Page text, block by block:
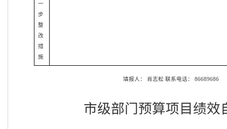
一
步
整
改
措
施
填报人： 肖志松 联系电话： 86689686
市级部门预算项目绩效